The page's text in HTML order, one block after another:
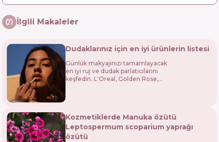
İlgili Makaleler
Dudaklarınız için en iyi ürünlerin listesi
Günlük makyajınızı tamamlayacak
en iyi ruj ve dudak parlatıcılarını
keşfedin. L'Oreal, Golden Rose,
Kozmetiklerde Manuka özütü
Leptospermum scoparium yaprağı
özütü